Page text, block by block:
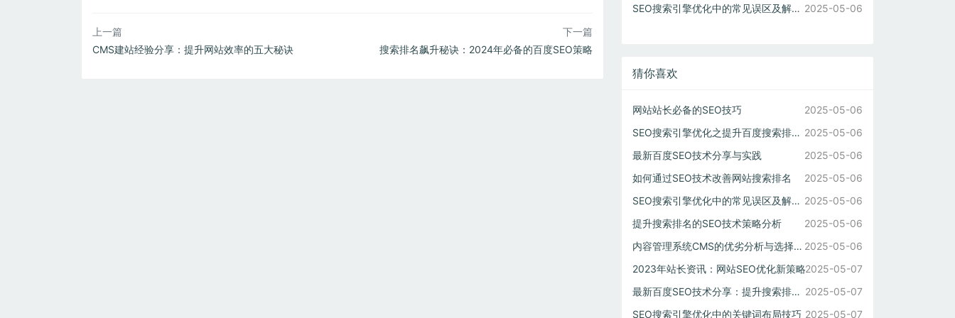
上一篇
CMS建站经验分享：提升网站效率的五大秘诀
下一篇
搜索排名飙升秘诀：2024年必备的百度SEO策略
SEO搜索引擎优化中的常见误区及解决方法 2025-05-06
猜你喜欢
网站站长必备的SEO技巧
2025-05-06
SEO搜索引擎优化之提升百度搜索排名技巧 2025-05-06
最新百度SEO技术分享与实践
2025-05-06
如何通过SEO技术改善网站搜索排名
2025-05-06
SEO搜索引擎优化中的常见误区及解决方法 2025-05-06
提升搜索排名的SEO技术策略分析
2025-05-06
内容管理系统CMS的优劣分析与选择建议 2025-05-06
2023年站长资讯：网站SEO优化新策略2025-05-07
最新百度SEO技术分享：提升搜索排名的秘诀 2025-05-07
SEO搜索引擎优化中的关键词布局技巧 2025-05-07